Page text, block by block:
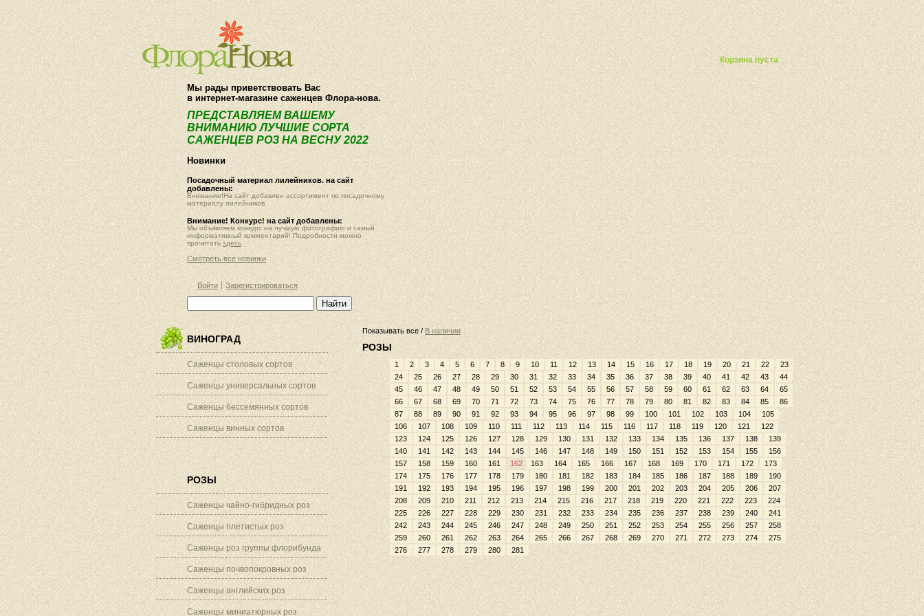
Корзина пуста
О компании Как купить Фотогалерея Статьи Опт Контакты
Мы рады приветствовать Вас
в интернет-магазине саженцев Флора-нова.
ПРЕДСТАВЛЯЕМ ВАШЕМУ
ВНИМАНИЮ ЛУЧШИЕ СОРТА
САЖЕНЦЕВ РОЗ НА ВЕСНУ 2022
Новинки
Посадочный материал лилейников. на сайт
добавлены:
Внимание!На сайт добавлен ассортимент по посадочному
материалу лилейников.
Внимание! Конкурс! на сайт добавлены:
Мы объявляем конкурс на лучшую фотографию и самый
информативный комментарий! Подробности можно
прочитать здесь
Смотреть все новинки
Войти Зарегистрироваться
ВИНОГРАД
Саженцы столовых сортов
Саженцы универсальных сортов
Саженцы бессемянных сортов
Саженцы винных сортов
РОЗЫ
Саженцы чайно-гибридных роз
Саженцы плетистых роз
Саженцы роз группы флорибунда
Саженцы почвопокровных роз
Саженцы английских роз
Саженцы миниатюрных роз
Показывать все /В наличии
РОЗЫ
1 2 3 4 5 6 7 8 9 10 11 12 13 14 15 16 17 18 19 20 21 22
23
24
25 26 27 28 29 30 31 32 33 34 35 36 37 38 39 40 41 42 43
44
45
46 47 48 49 50 51 52 53 54 55 56 57 58 59 60 61 62 63 64
65
66
67 68 69 70 71 72 73 74 75 76 77 78 79 80 81 82 83 84 85
86
87
88 89 90 91 92 93 94 95 96 97 98 99 100 101 102 103 104
105
106
107 108 109 110 111 112 113 114 115 116 117 118 119 120 121
122
123
124 125 126 127 128 129 130 131 132 133 134 135 136 137 138
139
140
141 142 143 144 145 146 147 148 149 150 151 152 153 154 155
156
157
158 159 160 161 162 163 164 165 166 167 168 169 170 171 172
173
174
175 176 177 178 179 180 181 182 183 184 185 186 187 188 189
190
191
192 193 194 195 196 197 198 199 200 201 202 203 204 205 206
207
208
209 210 211 212 213 214 215 216 217 218 219 220 221 222 223
224
225
226 227 228 229 230 231 232 233 234 235 236 237 238 239 240
241
242
243 244 245 246 247 248 249 250 251 252 253 254 255 256 257
258
259
260 261 262 263 264 265 266 267 268 269 270 271 272 273 274
275
276
277 278 279 280 281